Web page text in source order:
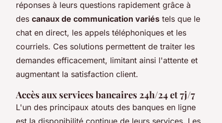
réponses à leurs questions rapidement grâce à
des canaux de communication variés tels que le
chat en direct, les appels téléphoniques et les
courriels. Ces solutions permettent de traiter les
demandes efficacement, limitant ainsi l'attente et
augmentant la satisfaction client.
Accès aux services bancaires 24h/24 et 7j/7
L'un des principaux atouts des banques en ligne
est la disponibilité continue de leurs services. Les